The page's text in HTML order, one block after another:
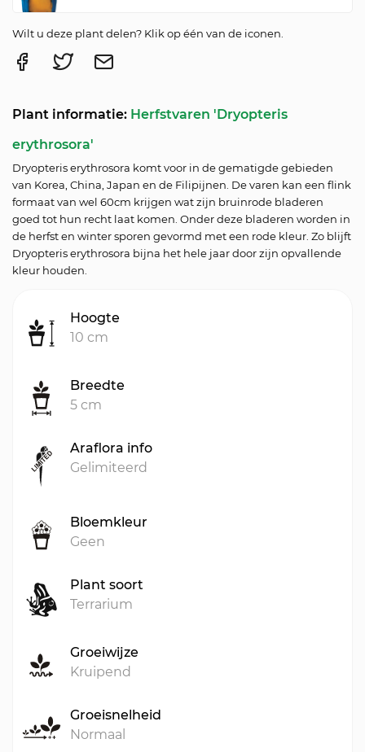
Wilt u deze plant delen? Klik op één van de iconen.
Plant informatie: Herfstvaren 'Dryopteris
erythrosora'
Dryopteris erythrosora komt voor in de gematigde gebieden
van Korea, China, Japan en de Filipijnen. De varen kan een flink
formaat van wel 60cm krijgen wat zijn bruinrode bladeren
goed tot hun recht laat komen. Onder deze bladeren worden in
de herfst en winter sporen gevormd met een rode kleur. Zo blijft
Dryopteris erythrosora bijna het hele jaar door zijn opvallende
kleur houden.
Hoogte
10 cm
Breedte
5 cm
Araflora info
Gelimiteerd
Bloemkleur
Geen
Plant soort
Terrarium
Groeiwijze
Kruipend
Groeisnelheid
Normaal